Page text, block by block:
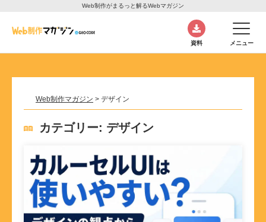
Web制作がまるっと解るWebマガジン
資料 メニュー
Web制作マガジン > デザイン
カテゴリー: デザイン